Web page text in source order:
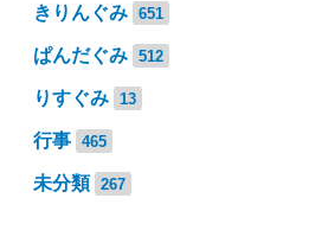
きりんぐみ 651
ぱんだぐみ 512
りすぐみ 13
行事 465
未分類 267